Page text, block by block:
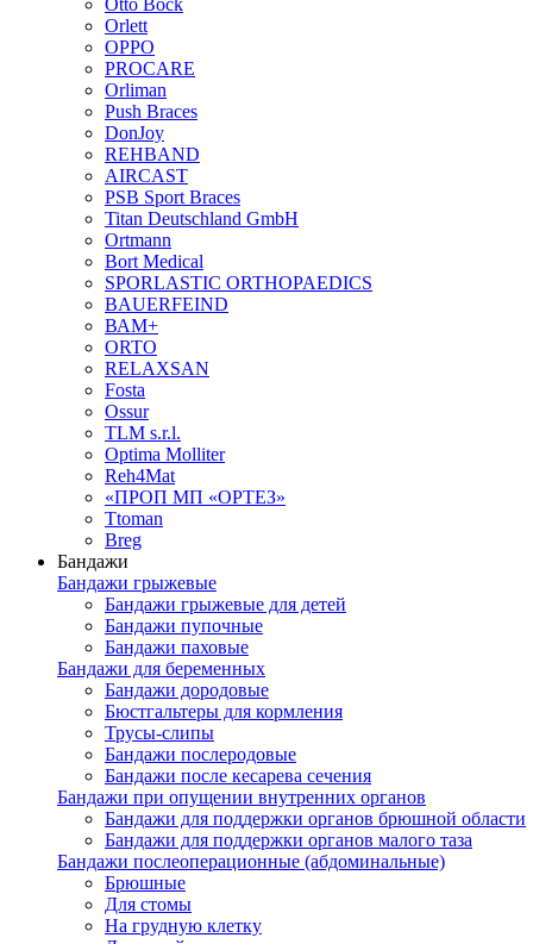
Otto Bock
Orlett
OPPO
PROCARE
Orliman
Push Braces
DonJoy
REHBAND
AIRCAST
PSB Sport Braces
Titan Deutschland GmbH
Ortmann
Bort Medical
SPORLASTIC ORTHOPAEDICS
BAUERFEIND
ВАМ+
ORTO
RELAXSAN
Fosta
Ossur
TLM s.r.l.
Optima Molliter
Reh4Mat
«ПРОП МП «ОРТЕЗ»
Ttoman
Breg
Бандажи
Бандажи грыжевые
Бандажи грыжевые для детей
Бандажи пупочные
Бандажи паховые
Бандажи для беременных
Бандажи дородовые
Бюстгальтеры для кормления
Трусы-слипы
Бандажи послеродовые
Бандажи после кесарева сечения
Бандажи при опущении внутренних органов
Бандажи для поддержки органов брюшной области
Бандажи для поддержки органов малого таза
Бандажи послеоперационные (абдоминальные)
Брюшные
Для стомы
На грудную клетку